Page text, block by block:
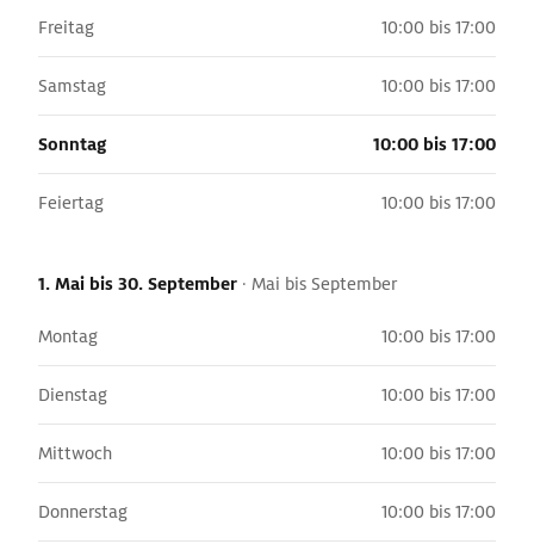
Freitag 10:00 bis 17:00
Samstag 10:00 bis 17:00
Sonntag 10:00 bis 17:00
Feiertag 10:00 bis 17:00
1. Mai bis 30. September · Mai bis September
Montag 10:00 bis 17:00
Dienstag 10:00 bis 17:00
Mittwoch 10:00 bis 17:00
Donnerstag 10:00 bis 17:00